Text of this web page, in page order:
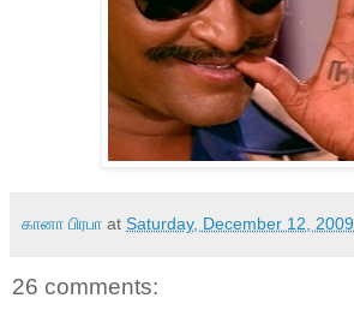
கானா பிரபா at Saturday, December 12, 2009
26 comments: